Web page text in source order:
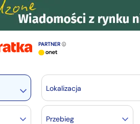
PARTNER
Lokalizacja
Przebieg